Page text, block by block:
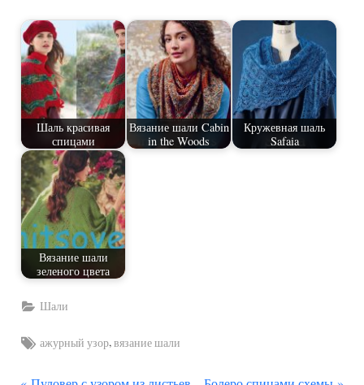
Шаль красивая
спицами
Вязание шали Cabin
in the Woods
Кружевная шаль
Safaia
Вязание шали
зеленого цвета
Шали
Tags:
ажурный узор,вязание шали